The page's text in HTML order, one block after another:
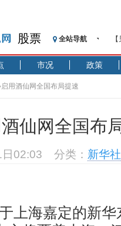
股票 全站导航
记
央
沥
市况 政策
用酒仙网全国布局提速
仙网全国布
02:03 分类： 新华
上海嘉定的新